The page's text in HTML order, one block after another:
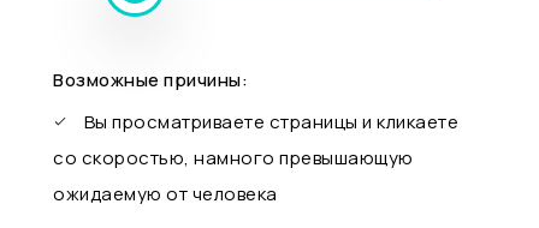
Возможные причины:
Вы просматриваете страницы и кликаете
со скоростью, намного превышающую
ожидаемую от человека